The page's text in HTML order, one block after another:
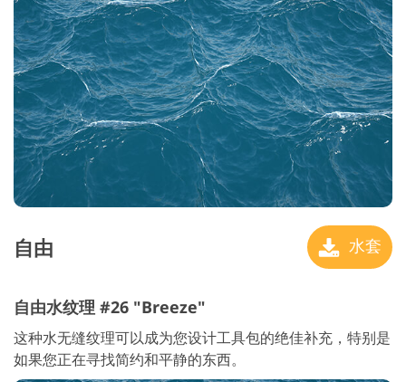
自由 水套
自由水纹理 #26 "Breeze"
这种水无缝纹理可以成为您设计工具包的绝佳补充，特别是
如果您正在寻找简约和平静的东西。